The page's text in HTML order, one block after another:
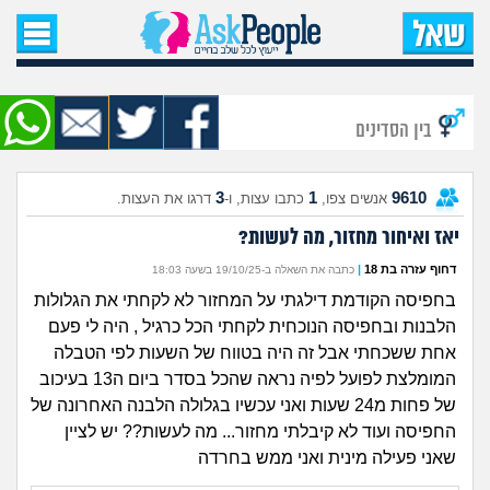
עמוד הבית
שאל שאלה
שאלות חדשות
שאלות שעוררו עניין
עצות חדשות
מה קורה כאן?
מתחם הטיפים
מדורים
בין הסדינים
9610 אנשים צפו, 1 כתבו עצות, ו-3 דרגו את העצות.
יאז ואיחור מחזור, מה לעשות?
דחוף עזרה בת 18 | כתבה את השאלה ב-19/10/25 בשעה 18:03
בחפיסה הקודמת דילגתי על המחזור לא לקחתי את הגלולות
הלבנות ובחפיסה הנוכחית לקחתי הכל כרגיל , היה לי פעם
אחת ששכחתי אבל זה היה בטווח של השעות לפי הטבלה
המומלצת לפועל לפיה נראה שהכל בסדר ביום ה13 בעיכוב
של פחות מ24 שעות ואני עכשיו בגלולה הלבנה האחרונה של
החפיסה ועוד לא קיבלתי מחזור... מה לעשות?? יש לציין
שאני פעילה מינית ואני ממש בחרדה